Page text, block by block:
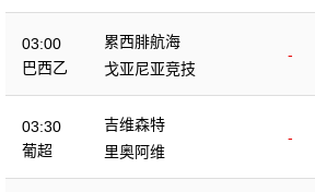
03:00
巴西乙
累西腓航海
-
戈亚尼亚竞技
03:30
葡超
吉维森特
-
里奥阿维